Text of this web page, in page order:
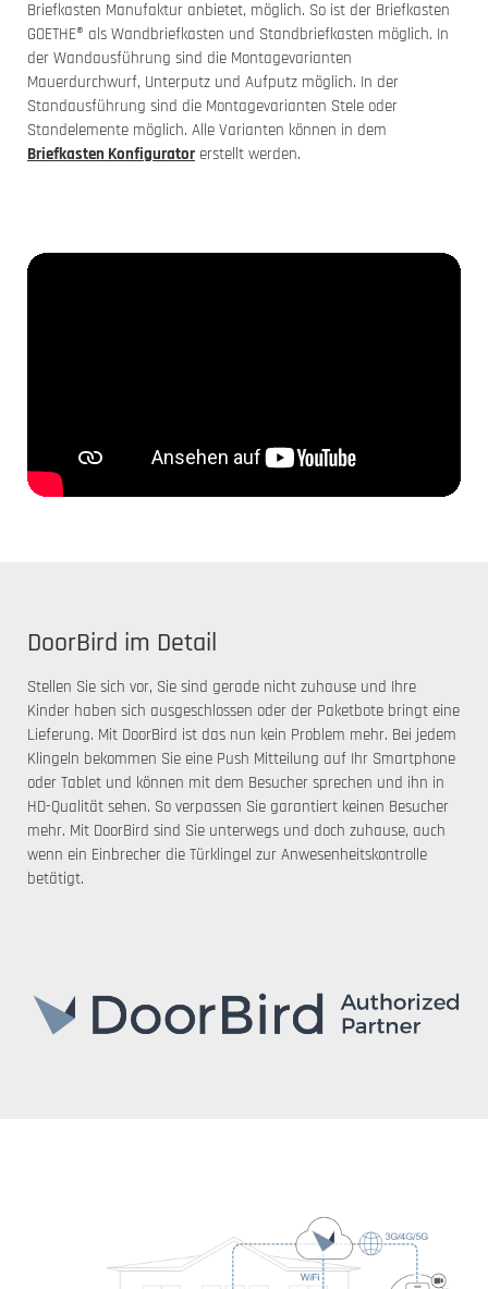
Briefkasten Manufaktur anbietet, möglich. So ist der Briefkasten
GOETHE® als Wandbriefkasten und Standbriefkasten möglich. In
der Wandausführung sind die Montagevarianten
Mauerdurchwurf, Unterputz und Aufputz möglich. In der
Standausführung sind die Montagevarianten Stele oder
Standelemente möglich. Alle Varianten können in dem
Briefkasten Konfigurator erstellt werden.
DoorBird im Detail
Stellen Sie sich vor, Sie sind gerade nicht zuhause und Ihre
Kinder haben sich ausgeschlossen oder der Paketbote bringt eine
Lieferung. Mit DoorBird ist das nun kein Problem mehr. Bei jedem
Klingeln bekommen Sie eine Push Mitteilung auf Ihr Smartphone
oder Tablet und können mit dem Besucher sprechen und ihn in
HD-Qualität sehen. So verpassen Sie garantiert keinen Besucher
mehr. Mit DoorBird sind Sie unterwegs und doch zuhause, auch
wenn ein Einbrecher die Türklingel zur Anwesenheitskontrolle
betätigt.